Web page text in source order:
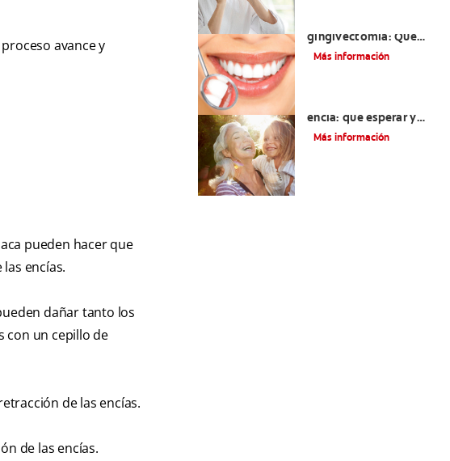
avance y
pueden hacer que
encías.
dañar tanto los
con un cepillo de
de las encías.
de las encías.
gingivectomía: Qué
debe saber
Más información
encía: qué esperar y
cómo aliviar el dolor
Más información